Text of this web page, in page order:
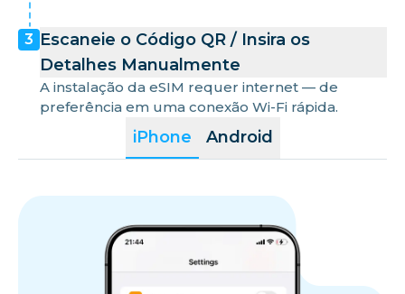
iPhone Android
3 Escaneie o Código QR / Insira os
Detalhes Manualmente
A instalação da eSIM requer internet — de
preferência em uma conexão Wi-Fi rápida.